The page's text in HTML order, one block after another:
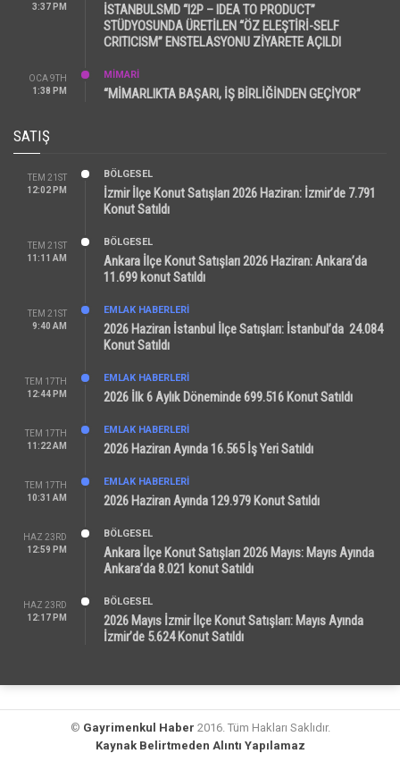
3:37 PM
İSTANBULSMD “I2P – IDEA TO PRODUCT”
STÜDYOSUNDA ÜRETİLEN “ÖZ ELEŞTİRİ-SELF
CRITICISM” ENSTELASYONU ZİYARETE AÇILDI
OCA 9TH
1:38 PM
MİMARİ
“MİMARLIKTA BAŞARI, İŞ BİRLİĞİNDEN GEÇİYOR”
SATIŞ
TEM 21ST
12:02 PM
BÖLGESEL
İzmir İlçe Konut Satışları 2026 Haziran: İzmir’de 7.791
Konut Satıldı
TEM 21ST
11:11 AM
BÖLGESEL
Ankara İlçe Konut Satışları 2026 Haziran: Ankara’da
11.699 konut Satıldı
TEM 21ST
9:40 AM
EMLAK HABERLERI
2026 Haziran İstanbul İlçe Satışları: İstanbul’da 24.084
Konut Satıldı
TEM 17TH
12:44 PM
EMLAK HABERLERI
2026 İlk 6 Aylık Döneminde 699.516 Konut Satıldı
TEM 17TH
11:22 AM
EMLAK HABERLERI
2026 Haziran Ayında 16.565 İş Yeri Satıldı
TEM 17TH
10:31 AM
EMLAK HABERLERI
2026 Haziran Ayında 129.979 Konut Satıldı
HAZ 23RD
12:59 PM
BÖLGESEL
Ankara İlçe Konut Satışları 2026 Mayıs: Mayıs Ayında
Ankara’da 8.021 konut Satıldı
HAZ 23RD
12:17 PM
BÖLGESEL
2026 Mayıs İzmir İlçe Konut Satışları: Mayıs Ayında
İzmir’de 5.624 Konut Satıldı
© Gayrimenkul Haber 2016. Tüm Hakları Saklıdır.
Kaynak Belirtmeden Alıntı Yapılamaz